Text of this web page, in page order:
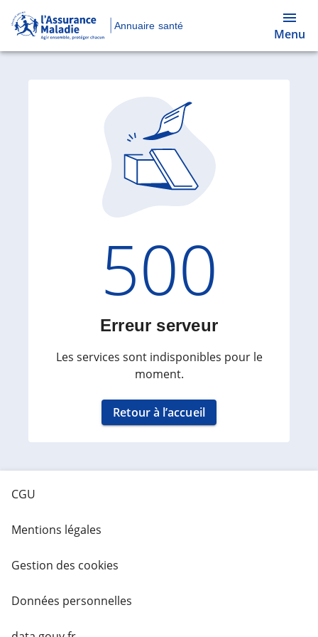
Annuaire santé
Menu
Code
500
Erreur serveur
Les services sont indisponibles pour le
moment.
Retour à l’accueil
CGU
Mentions légales
Gestion des cookies
Données personnelles